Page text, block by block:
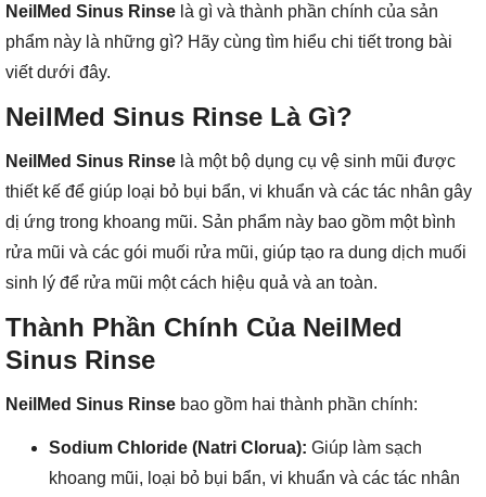
NeilMed Sinus Rinse là gì và thành phần chính của sản
phẩm này là những gì? Hãy cùng tìm hiểu chi tiết trong bài
viết dưới đây.
NeilMed Sinus Rinse Là Gì?
NeilMed Sinus Rinse là một bộ dụng cụ vệ sinh mũi được
thiết kế để giúp loại bỏ bụi bẩn, vi khuẩn và các tác nhân gây
dị ứng trong khoang mũi. Sản phẩm này bao gồm một bình
rửa mũi và các gói muối rửa mũi, giúp tạo ra dung dịch muối
sinh lý để rửa mũi một cách hiệu quả và an toàn.
Thành Phần Chính Của NeilMed
Sinus Rinse
NeilMed Sinus Rinse bao gồm hai thành phần chính:
Sodium Chloride (Natri Clorua): Giúp làm sạch
khoang mũi, loại bỏ bụi bẩn, vi khuẩn và các tác nhân